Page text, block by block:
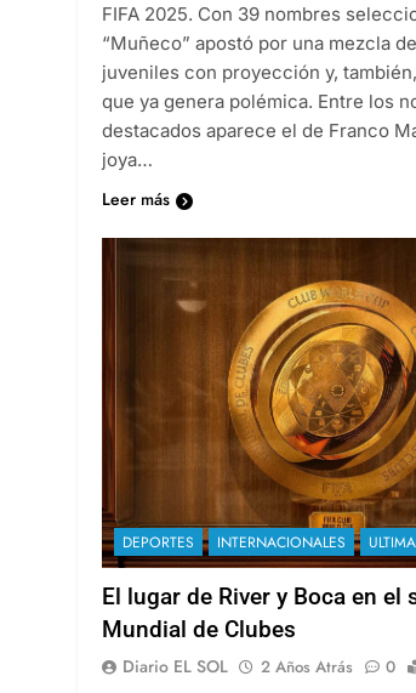
FIFA 2025. Con 39 nombres
“Muñeco” apostó por una mezcla
juveniles con proyección y,
que ya genera polémica. Entre los
destacados aparece el de Franco
joya…
Leer más
DEPORTES INTERNACIONALES
El lugar de River y Boca en el
Mundial de Clubes
Diario EL SOL 2 Años Atrás 0